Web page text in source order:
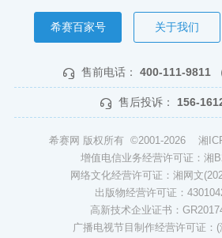
希赛百家号 关于我们
售前电话： 400-111-9811
售后投诉： 156-
希赛网 版权所有 ©2001-2026 湘
增值电信业务经营许可证：湘
网络文化经营许可证：湘网文
出版物经营许可证：
高新技术企业证书：
广播电视节目制作经营许可证：